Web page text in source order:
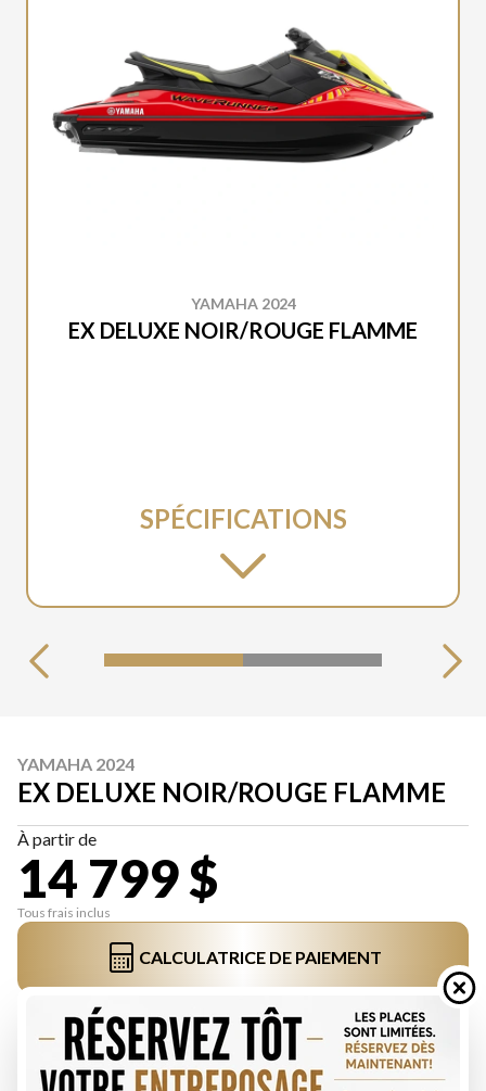
YAMAHA 2024
EX DELUXE NOIR/ROUGE FLAMME
SPÉCIFICATIONS
YAMAHA 2024
EX DELUXE NOIR/ROUGE FLAMME
À partir de
14 799 $
Tous frais inclus
CALCULATRICE DE PAIEMENT